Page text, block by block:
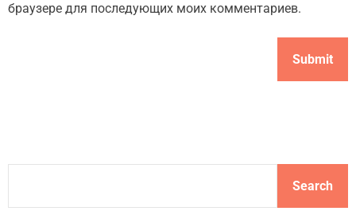
браузере для последующих моих комментариев.
Search